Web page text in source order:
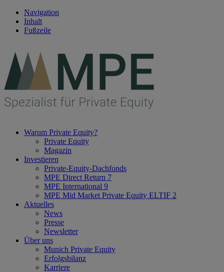
Navigation
Inhalt
Fußzeile
Warum Private Equity?
Private Equity
Magazin
Investieren
Private-Equity-Dachfonds
MPE Direct Return 7
MPE International 9
MPE Mid Market Private Equity ELTIF 2
Aktuelles
News
Presse
Newsletter
Über uns
Munich Private Equity
Erfolgsbilanz
Karriere